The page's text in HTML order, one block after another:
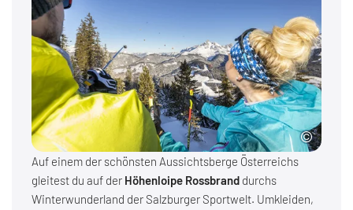
Auf einem der schönsten Aussichtsberge Österreichs
gleitest du auf der Höhenloipe Rossbrand durchs
Winterwunderland der Salzburger Sportwelt. Umkleiden,